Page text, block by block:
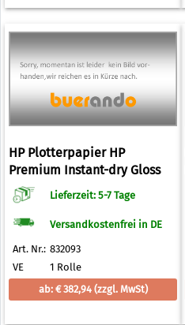
HP Plotterpapier HP
Premium Instant-dry Gloss
Photo Paper 260 g/qm 1524,0
mm x 30,5 m
Lieferzeit: 5-7 Tage
Versandkostenfrei in DE
Art. Nr.: 832093
VE
1 Rolle
ab: € 382,94 (zzgl. MwSt)